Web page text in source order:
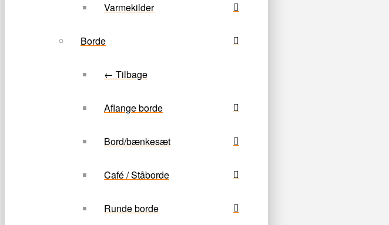
Varmekilder
Borde
← Tilbage
Aflange borde
Bord/bænkesæt
Café / Ståborde
Runde borde